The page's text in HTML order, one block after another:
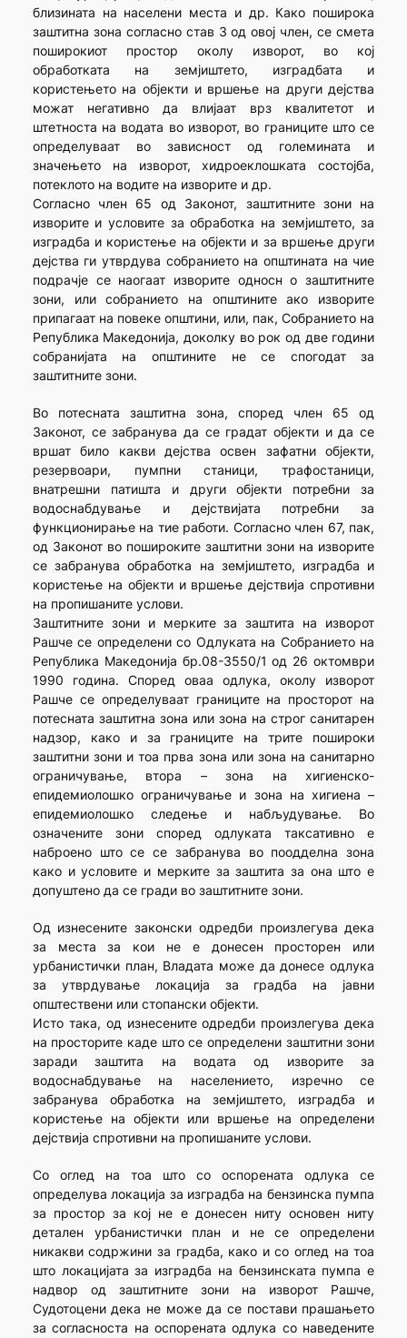
близината на населени места и др. Како поширока
заштитна зона согласно став 3 од овој член, се смета
поширокиот простор околу изворот, во кој
обработката на земјиштето, изградбата и
користењето на објекти и вршење на други дејства
можат негативно да влијаат врз квалитетот и
штетноста на водата во изворот, во границите што се
определуваат во зависност од големината и
значењето на изворот, хидроеклошката состојба,
потеклото на водите на изворите и др.
Согласно член 65 од Законот, заштитните зони на
изворите и условите за обработка на земјиштето, за
изградба и користење на објекти и за вршење други
дејства ги утврдува собранието на општината на чие
подрачје се наогаат изворите односн о заштитните
зони, или собранието на општините ако изворите
припагаат на повеке општини, или, пак, Собранието на
Република Македонија, доколку во рок од две години
собранијата на општините не се спогодат за
заштитните зони.
Во потесната заштитна зона, според член 65 од
Законот, се забранува да се градат објекти и да се
вршат било какви дејства освен зафатни објекти,
резервоари, пумпни станици, трафостаници,
внатрешни патишта и други објекти потребни за
водоснабдување и дејствијата потребни за
функционирање на тие работи. Согласно член 67, пак,
од Законот во пошироките заштитни зони на изворите
се забранува обработка на земјиштето, изградба и
користење на објекти и вршење дејствија спротивни
на пропишаните услови.
Заштитните зони и мерките за заштита на изворот
Рашче се определени со Одлуката на Собранието на
Република Македонија бр.08-3550/1 од 26 октомври
1990 година. Според оваа одлука, околу изворот
Рашче се определуваат границите на просторот на
потесната заштитна зона или зона на строг санитарен
надзор, како и за границите на трите пошироки
заштитни зони и тоа прва зона или зона на санитарно
ограничување, втора – зона на хигиенско-
епидемиолошко ограничување и зона на хигиена –
епидемиолошко следење и набљудување. Во
означените зони според одлуката таксативно е
наброено што се се забранува во поодделна зона
како и условите и мерките за заштита за она што е
допуштено да се гради во заштитните зони.
Од изнесените законски одредби произлегува дека
за места за кои не е донесен просторен или
урбанистички план, Владата може да донесе одлука
за утврдување локација за градба на јавни
општествени или стопански објекти.
Исто така, од изнесените одредби произлегува дека
на просторите каде што се определени заштитни зони
заради заштита на водата од изворите за
водоснабдување на населението, изречно се
забранува обработка на земјиштето, изградба и
користење на објекти или вршење на определени
дејствија спротивни на пропишаните услови.
Со оглед на тоа што со оспорената одлука се
определува локација за изградба на бензинска пумпа
за простор за кој не е донесен ниту основен ниту
детален урбанистички план и не се определени
никакви содржини за градба, како и со оглед на тоа
што локацијата за изградба на бензинската пумпа е
надвор од заштитните зони на изворот Рашче,
Судотоцени дека не може да се постави прашањето
за согласноста на оспорената одлука со наведените